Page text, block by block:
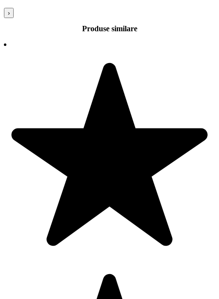
›
Produse similare